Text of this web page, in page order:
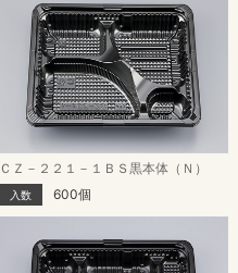
ＣＺ－２２１－１ＢＳ黒本体（Ｎ）
入数 600個